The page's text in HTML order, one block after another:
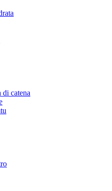
catena